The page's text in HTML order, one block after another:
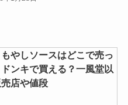
やしソースはどこで売っ
ンキで買える？一風堂以
店や値段